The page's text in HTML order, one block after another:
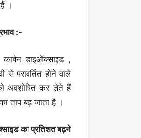
।
:-
डाइऑक्साइड ,
से परावर्तित होने वाले
अवशोषित कर लेते हैं
ताप बढ़ जाता है ।
का प्रतिशत बढ़ने